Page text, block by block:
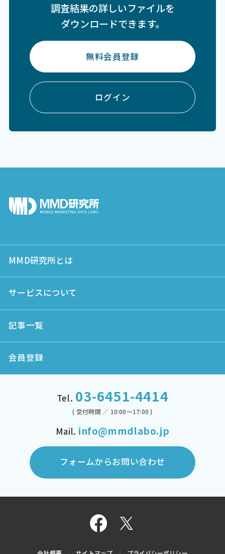
調査結果の詳しいファイルを
ダウンロードできます。
無料会員登録
ログイン
MMD研究所とは
サービスについて
記事一覧
会員登録
Tel. 03-6451-4414
( 受付時間 ／ 10:00～17:00 )
Mail. info@mmdlabo.jp
フォームからお問い合わせ